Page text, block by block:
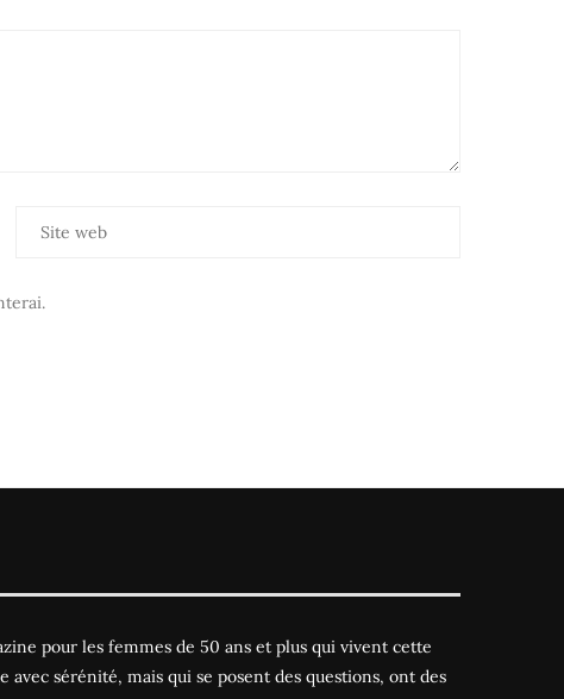
pour les femmes de 50 ans et plus qui vivent cette
avec sérénité, mais qui se posent des questions, ont des